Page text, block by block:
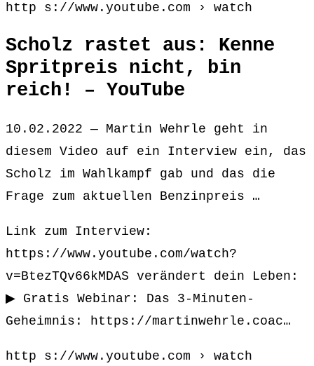
http s://www.youtube.com › watch
Scholz rastet aus: Kenne
Spritpreis nicht, bin
reich! – YouTube
10.02.2022 — Martin Wehrle geht in
diesem Video auf ein Interview ein, das
Scholz im Wahlkampf gab und das die
Frage zum aktuellen Benzinpreis …
Link zum Interview:
https://www.youtube.com/watch?
v=BtezTQv66kMDAS verändert dein Leben:
▶ Gratis Webinar: Das 3-Minuten-
Geheimnis: https://martinwehrle.coac…
http s://www.youtube.com › watch